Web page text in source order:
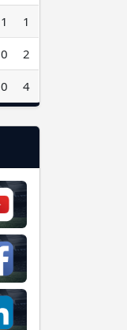
1 1
0 2
0 4